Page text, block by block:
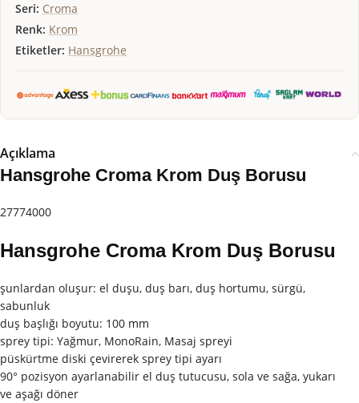
Seri: Croma
Renk: Krom
Etiketler: Hansgrohe
Açıklama
Hansgrohe Croma Krom Duş Borusu
27774000
Hansgrohe Croma Krom Duş Borusu
şunlardan oluşur: el duşu, duş barı, duş hortumu, sürgü,
sabunluk
duş başlığı boyutu: 100 mm
sprey tipi: Yağmur, MonoRain, Masaj spreyi
püskürtme diski çevirerek sprey tipi ayarı
90° pozisyon ayarlanabilir el duş tutucusu, sola ve sağa, yukarı
ve aşağı döner